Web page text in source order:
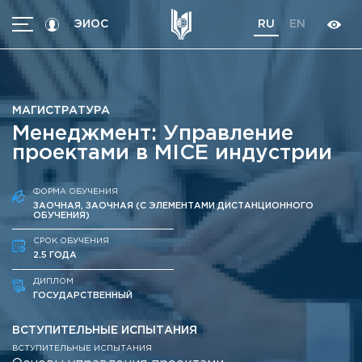
ЭИОС RU EN
МЕНЮ
Абитуриентам
Студентам
Программы
Трудоустройство
International students
Об университете
Об университете
Высшие школы / Институты / Департаменты
Ректорат
Ученый совет
Кoнтакты
Новости
Документы
МАГИСТРАТУРА
Менеджмент: Управление
проектами в MICE индустрии
ФОРМА ОБУЧЕНИЯ
ЗАОЧНАЯ, ЗАОЧНАЯ (С ЭЛЕМЕНТАМИ ДИСТАНЦИОННОГО
ОБУЧЕНИЯ)
СРОК ОБУЧЕНИЯ
2.5 ГОДА
ДИПЛОМ
ГОСУДАРСТВЕННЫЙ
ВСТУПИТЕЛЬНЫЕ ИСПЫТАНИЯ
ВСТУПИТЕЛЬНЫЕ ИСПЫТАНИЯ